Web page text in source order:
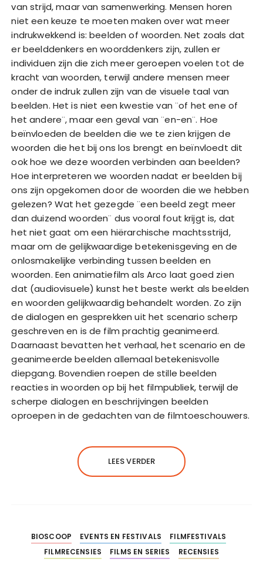
van strijd, maar van samenwerking. Mensen horen
niet een keuze te moeten maken over wat meer
indrukwekkend is: beelden of woorden. Net zoals dat
er beelddenkers en woorddenkers zijn, zullen er
individuen zijn die zich meer geroepen voelen tot de
kracht van woorden, terwijl andere mensen meer
onder de indruk zullen zijn van de visuele taal van
beelden. Het is niet een kwestie van ¨of het ene of
het andere¨, maar een geval van ¨en-en¨. Hoe
beïnvloeden de beelden die we te zien krijgen de
woorden die het bij ons los brengt en beïnvloedt dit
ook hoe we deze woorden verbinden aan beelden?
Hoe interpreteren we woorden nadat er beelden bij
ons zijn opgekomen door de woorden die we hebben
gelezen? Wat het gezegde ¨een beeld zegt meer
dan duizend woorden¨ dus vooral fout krijgt is, dat
het niet gaat om een hiërarchische machtsstrijd,
maar om de gelijkwaardige betekenisgeving en de
onlosmakelijke verbinding tussen beelden en
woorden. Een animatiefilm als Arco laat goed zien
dat (audiovisuele) kunst het beste werkt als beelden
en woorden gelijkwaardig behandelt worden. Zo zijn
de dialogen en gesprekken uit het scenario scherp
geschreven en is de film prachtig geanimeerd.
Daarnaast bevatten het verhaal, het scenario en de
geanimeerde beelden allemaal betekenisvolle
diepgang. Bovendien roepen de stille beelden
reacties in woorden op bij het filmpubliek, terwijl de
scherpe dialogen en beschrijvingen beelden
oproepen in de gedachten van de filmtoeschouwers.
LEES VERDER
BIOSCOOP EVENTS EN FESTIVALS
FILMFESTIVALS
FILMRECENSIES
FILMS EN SERIES RECENSIES